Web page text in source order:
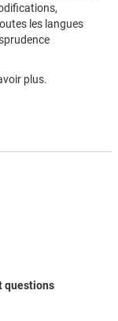
les langues
plus.
questions